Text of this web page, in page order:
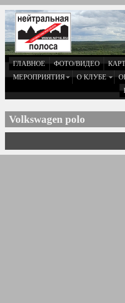
Перейти к основному содержанию
ГЛАВНОЕ ФОТО/ВИДЕО
МЕРОПРИЯТИЯ
О КЛУБЕ
Volkswagen polo